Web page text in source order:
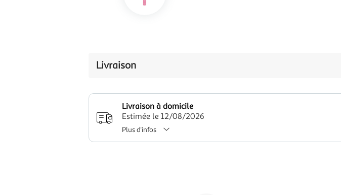
Livraison
Livraison à domicile
Estimée le 12/08/2026
Plus d'infos